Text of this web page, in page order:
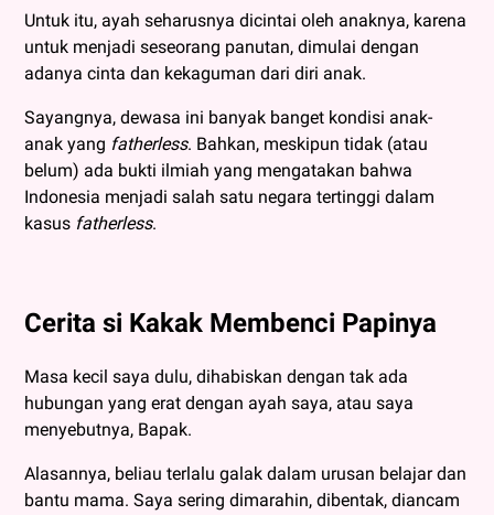
Untuk itu, ayah seharusnya dicintai oleh anaknya, karena
untuk menjadi seseorang panutan, dimulai dengan
adanya cinta dan kekaguman dari diri anak.
Sayangnya, dewasa ini banyak banget kondisi anak-
anak yang fatherless. Bahkan, meskipun tidak (atau
belum) ada bukti ilmiah yang mengatakan bahwa
Indonesia menjadi salah satu negara tertinggi dalam
kasus fatherless.
Cerita si Kakak Membenci Papinya
Masa kecil saya dulu, dihabiskan dengan tak ada
hubungan yang erat dengan ayah saya, atau saya
menyebutnya, Bapak.
Alasannya, beliau terlalu galak dalam urusan belajar dan
bantu mama. Saya sering dimarahin, dibentak, diancam